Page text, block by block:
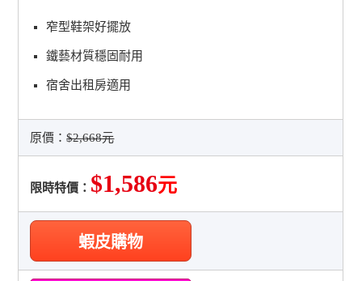
窄型鞋架好擺放
鐵藝材質穩固耐用
宿舍出租房適用
原價：$2,668元
限時特價： $1,586元
蝦皮購物